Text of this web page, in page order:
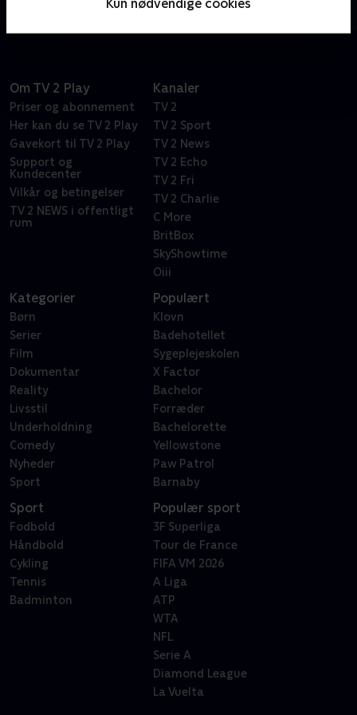
Kun nødvendige cookies
det rigtige hjem.
Om TV 2 Play
Priser og abonnement
Her kan du se TV 2 Play
Gavekort til TV 2 Play
Support og
Kundecenter
Vilkår og betingelser
TV 2 NEWS i offentligt
rum
Kanaler
TV 2
TV 2 Sport
TV 2 News
TV 2 Echo
TV 2 Fri
TV 2 Charlie
C More
BritBox
SkyShowtime
Oiii
Kategorier
Børn
Serier
Film
Dokumentar
Reality
Livsstil
Underholdning
Comedy
Nyheder
Sport
Populært
Klovn
Badehotellet
Sygeplejeskolen
X Factor
Bachelor
Forræder
Bachelorette
Yellowstone
Paw Patrol
Barnaby
Sport
Fodbold
Håndbold
Cykling
Tennis
Badminton
Populær sport
3F Superliga
Tour de France
FIFA VM 2026
A Liga
ATP
WTA
NFL
Serie A
Diamond League
La Vuelta